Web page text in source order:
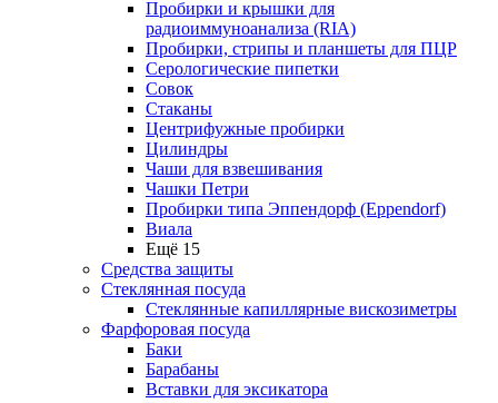
Пробирки и крышки для
радиоиммуноанализа (RIA)
Пробирки, стрипы и планшеты для ПЦР
Серологические пипетки
Совок
Стаканы
Центрифужные пробирки
Цилиндры
Чаши для взвешивания
Чашки Петри
Пробирки типа Эппендорф (Eppendorf)
Виала
Ещё 15
Средства защиты
Стеклянная посуда
Стеклянные капиллярные вискозиметры
Фарфоровая посуда
Баки
Барабаны
Вставки для эксикатора